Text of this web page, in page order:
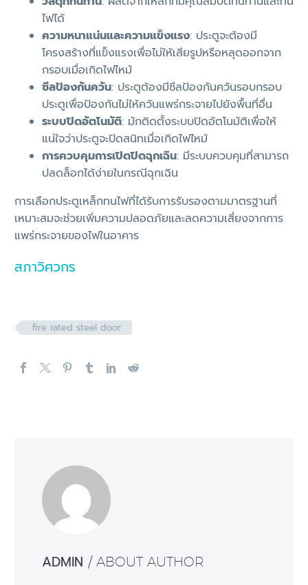
ไฟได้
ความหนาแน่นและความแข็งแรง: ประตูจะต้องมี
โครงสร้างที่แข็งแรงเพื่อไม่ให้เสียรูปหรือหลุดออกจาก
กรอบเมื่อเกิดไฟไหม้
ซีลป้องกันควัน: ประตูต้องมีซีลป้องกันควันรอบกรอบ
ประตูเพื่อป้องกันไม่ให้ควันแพร่กระจายไปยังพื้นที่อื่น
ระบบปิดอัตโนมัติ: มักติดตั้งระบบปิดอัตโนมัติเพื่อให้
แน่ใจว่าประตูจะปิดสนิทเมื่อเกิดไฟไหม้
การควบคุมการเปิดปิดฉุกเฉิน: มีระบบควบคุมที่สามารถ
ปลดล็อกได้ง่ายในกรณีฉุกเฉิน
การเลือกประตูเหล็กทนไฟที่ได้รับการรับรองตามมาตรฐานที่
เหมาะสมจะช่วยเพิ่มความปลอดภัยและลดความเสี่ยงจากการ
แพร่กระจายของไฟในอาคาร
สภาวิศวกร
fire rated steel door
ADMIN / ABOUT AUTHOR